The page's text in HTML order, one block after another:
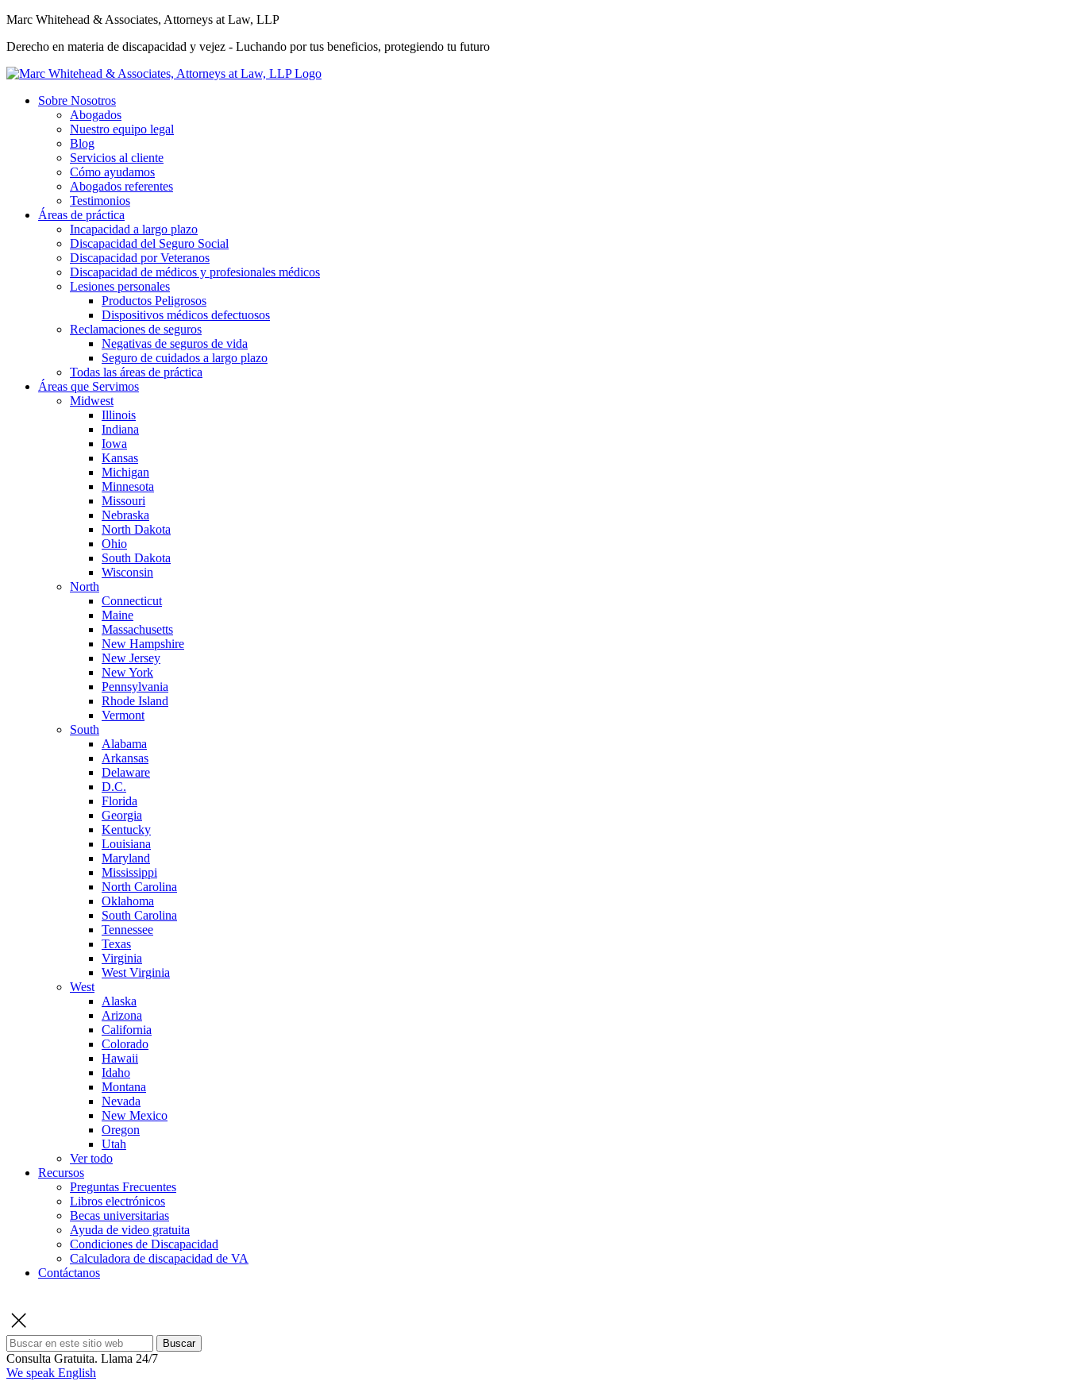
Marc Whitehead & Associates, Attorneys at Law, LLP
Derecho en materia de discapacidad y vejez - Luchando por tus beneficios, protegiendo tu futuro
Sobre Nosotros
Abogados
Nuestro equipo legal
Blog
Servicios al cliente
Cómo ayudamos
Abogados referentes
Testimonios
Áreas de práctica
Incapacidad a largo plazo
Discapacidad del Seguro Social
Discapacidad por Veteranos
Discapacidad de médicos y profesionales médicos
Lesiones personales
Productos Peligrosos
Dispositivos médicos defectuosos
Reclamaciones de seguros
Negativas de seguros de vida
Seguro de cuidados a largo plazo
Todas las áreas de práctica
Áreas que Servimos
Midwest
Illinois
Indiana
Iowa
Kansas
Michigan
Minnesota
Missouri
Nebraska
North Dakota
Ohio
South Dakota
Wisconsin
North
Connecticut
Maine
Massachusetts
New Hampshire
New Jersey
New York
Pennsylvania
Rhode Island
Vermont
South
Alabama
Arkansas
Delaware
D.C.
Florida
Georgia
Kentucky
Louisiana
Maryland
Mississippi
North Carolina
Oklahoma
South Carolina
Tennessee
Texas
Virginia
West Virginia
West
Alaska
Arizona
California
Colorado
Hawaii
Idaho
Montana
Nevada
New Mexico
Oregon
Utah
Ver todo
Recursos
Preguntas Frecuentes
Libros electrónicos
Becas universitarias
Ayuda de video gratuita
Condiciones de Discapacidad
Calculadora de discapacidad de VA
Contáctanos
Buscar
Consulta Gratuita. Llama 24/7
We speak English